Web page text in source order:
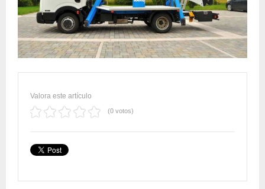
Valora este artículo
(0 votos)